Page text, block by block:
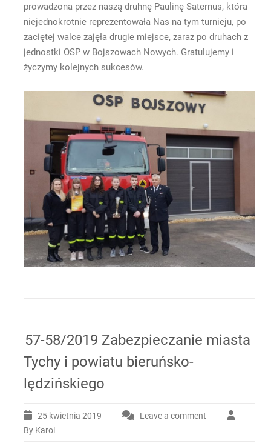
prowadzona przez naszą druhnę Paulinę Saternus, która
niejednokrotnie reprezentowała Nas na tym turnieju, po
zaciętej walce zajęła drugie miejsce, zaraz po druhach z
jednostki OSP w Bojszowach Nowych. Gratulujemy i
życzymy kolejnych sukcesów.
57-58/2019 Zabezpieczanie miasta
Tychy i powiatu bieruńsko-
lędzińskiego
25 kwietnia 2019
Leave a comment
By Karol